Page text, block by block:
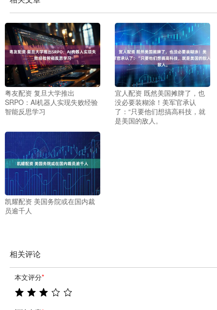
粤友配资 复旦大学推出
SRPO：AI机器人实现失败经验
智能反思学习
宜人配资 既然美国摊牌了，也
没必要装糊涂！美军官承认
了：“只要他们想搞高科技，就
是美国的敌人。
凯耀配资 美国务院或在国内裁
员逾千人
相关评论
本文评分*